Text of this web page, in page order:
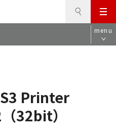
メ
ニ
ュ
menu
Printer
32bit）